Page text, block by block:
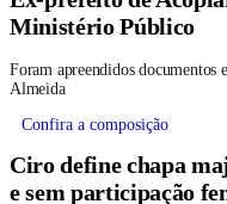
Ministério Público
Foram apreendidos documentos
Almeida
Confira a composição
Ciro define chapa
e sem participação